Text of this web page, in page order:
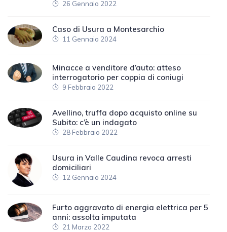
26 Gennaio 2022
Caso di Usura a Montesarchio
11 Gennaio 2024
Minacce a venditore d’auto: atteso
interrogatorio per coppia di coniugi
9 Febbraio 2022
Avellino, truffa dopo acquisto online su
Subito: c’è un indagato
28 Febbraio 2022
Usura in Valle Caudina revoca arresti
domiciliari
12 Gennaio 2024
Furto aggravato di energia elettrica per 5
anni: assolta imputata
21 Marzo 2022